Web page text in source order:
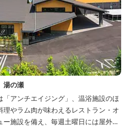
湯の瀬
アンチエイジング」、温浴施設のほ
やラム肉が味わえるレストラン・オ
施設を備え、毎週土曜日には屋外に